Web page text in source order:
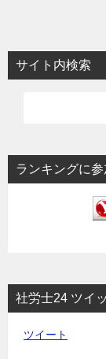
サイト内検索
ランキングに参
社労士24 ツイ
ツイート